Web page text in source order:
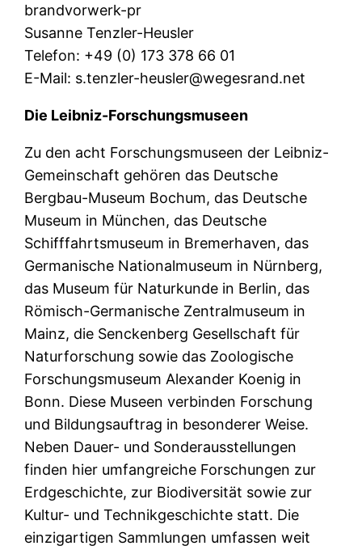
brandvorwerk-pr
Susanne Tenzler-Heusler
Telefon: +49 (0) 173 378 66 01
E-Mail: s.tenzler-heusler@wegesrand.net
Die Leibniz-Forschungsmuseen
Zu den acht Forschungsmuseen der Leibniz-
Gemeinschaft gehören das Deutsche
Bergbau-Museum Bochum, das Deutsche
Museum in München, das Deutsche
Schifffahrtsmuseum in Bremerhaven, das
Germanische Nationalmuseum in Nürnberg,
das Museum für Naturkunde in Berlin, das
Römisch-Germanische Zentralmuseum in
Mainz, die Senckenberg Gesellschaft für
Naturforschung sowie das Zoologische
Forschungsmuseum Alexander Koenig in
Bonn. Diese Museen verbinden Forschung
und Bildungsauftrag in besonderer Weise.
Neben Dauer- und Sonderausstellungen
finden hier umfangreiche Forschungen zur
Erdgeschichte, zur Biodiversität sowie zur
Kultur- und Technikgeschichte statt. Die
einzigartigen Sammlungen umfassen weit